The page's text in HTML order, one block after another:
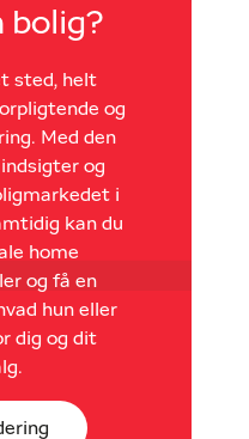
bolig?
sted, helt
og
Med den
og
i
kan du
home
og få en
hun eller
dig og dit